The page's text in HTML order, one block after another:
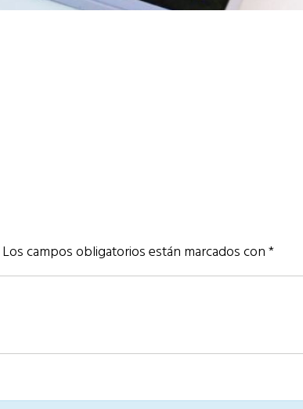
Los campos obligatorios están marcados con*